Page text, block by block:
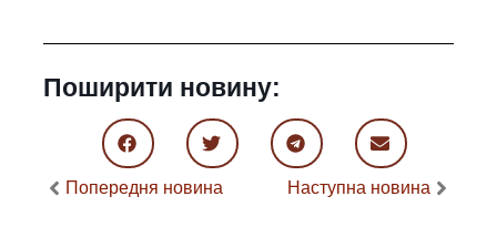
Поширити новину:
Попередня новина Наступна новина